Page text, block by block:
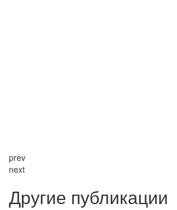
prev
next
Другие публикации